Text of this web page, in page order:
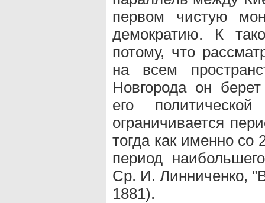
первом чистую
демократию. К
потому, что
на всем
Новгорода он
его
ограничивается
тогда как именно со
период
Ср. И. Линниченко,
1881).